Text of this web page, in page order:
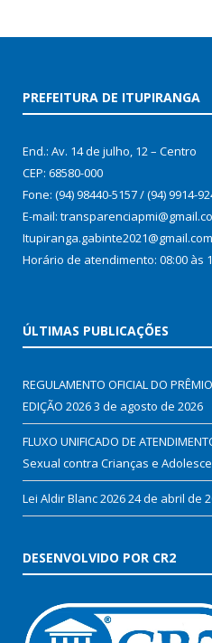
PREFEITURA DE ITUPIRANGA
End.: Av. 14 de julho, 12 – Centro
CEP: 68580-000
Fone: (94) 98440-5157 / (94) 9914-
E-mail:
Itupiranga.gabinte2021@gmail.com
Horário de atendimento: 08:00 às
ÚLTIMAS PUBLICAÇÕES
REGULAMENTO OFICIAL DO
EDIÇÃO 20263 de agosto de 2026
FLUXO UNIFICADO DE
Sexual contra Crianças e
Lei Aldir Blanc 202624 de abril de
DESENVOLVIDO POR CR2